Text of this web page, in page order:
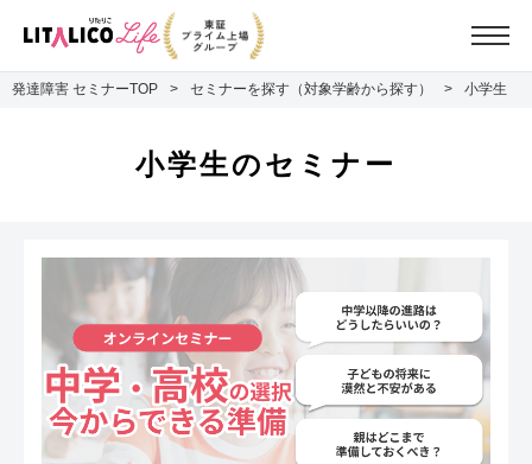
発達障害 セミナーTOP セミナーを探す（対象学齢から探す） 小学生
小学生のセミナー